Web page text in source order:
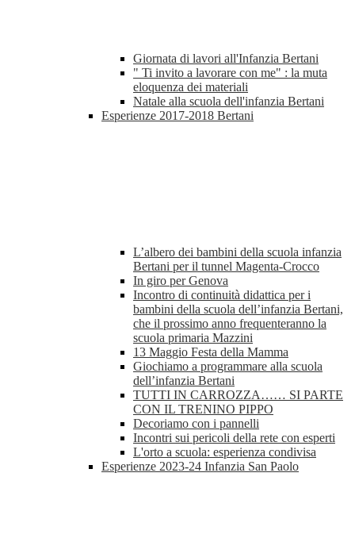
Giornata di lavori all'Infanzia Bertani
" Ti invito a lavorare con me" : la muta
eloquenza dei materiali
Natale alla scuola dell'infanzia Bertani
Esperienze 2017-2018 Bertani
L’albero dei bambini della scuola infanzia
Bertani per il tunnel Magenta-Crocco
In giro per Genova
Incontro di continuità didattica per i
bambini della scuola dell’infanzia Bertani,
che il prossimo anno frequenteranno la
scuola primaria Mazzini
13 Maggio Festa della Mamma
Giochiamo a programmare alla scuola
dell’infanzia Bertani
TUTTI IN CARROZZA…… SI PARTE
CON IL TRENINO PIPPO
Decoriamo con i pannelli
Incontri sui pericoli della rete con esperti
L'orto a scuola: esperienza condivisa
Esperienze 2023-24 Infanzia San Paolo